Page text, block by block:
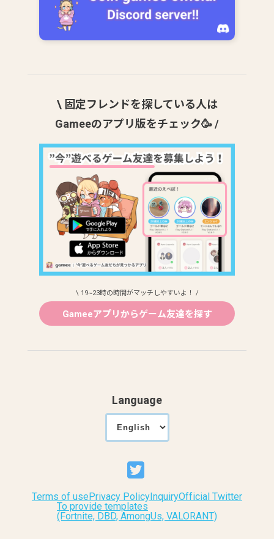
\ 固定フレンドを探している人は
Gameeのアプリ版をチェック🥳 /
\ 19~23時の時間がマッチしやすいよ！ /
Gameeアプリからゲーム友達を探す
Language
Terms of usePrivacy Policy InquiryOfficial Twitter
To provide templates
(Fortnite, DBD, AmongUs, VALORANT)